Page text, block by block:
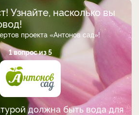
Узнайте, насколько вы
проекта «Антонов сад»!
1 вопрос из 5
должна быть вода для